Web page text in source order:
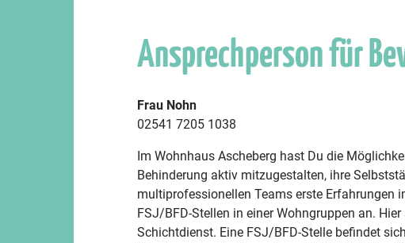
Ansprechperson für
Frau Nohn
02541 7205 1038
Im Wohnhaus Ascheberg hast Du die
Behinderung aktiv mitzugestalten, ihre
multiprofessionellen Teams erste Erfahrungen
FSJ/BFD-Stellen in einer Wohngruppen an.
Schichtdienst. Eine FSJ/BFD-Stelle befindet